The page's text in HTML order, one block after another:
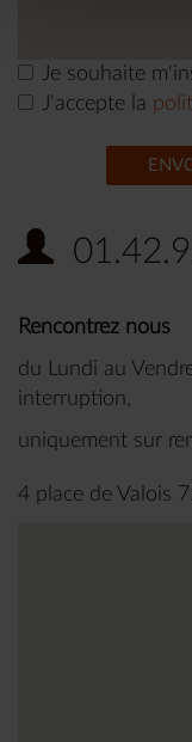
Je souhaite
J'accepte la
Rencontrez nous
du Lundi au
interruption,
uniquement sur
4 place de Valois